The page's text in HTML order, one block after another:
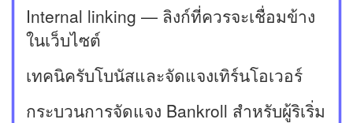
Internal linking — ลิงก์ที่ควรจะเชื่อมข้าง
ในเว็บไซต์
เทคนิครับโบนัสและจัดแจงเทิร์นโอเวอร์
กระบวนการจัดแจง Bankroll สำหรับผู้ริเริ่ม